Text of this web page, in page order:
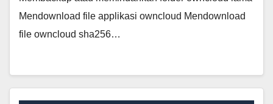
Mendownload file applikasi owncloud Mendownload
file owncloud sha256…